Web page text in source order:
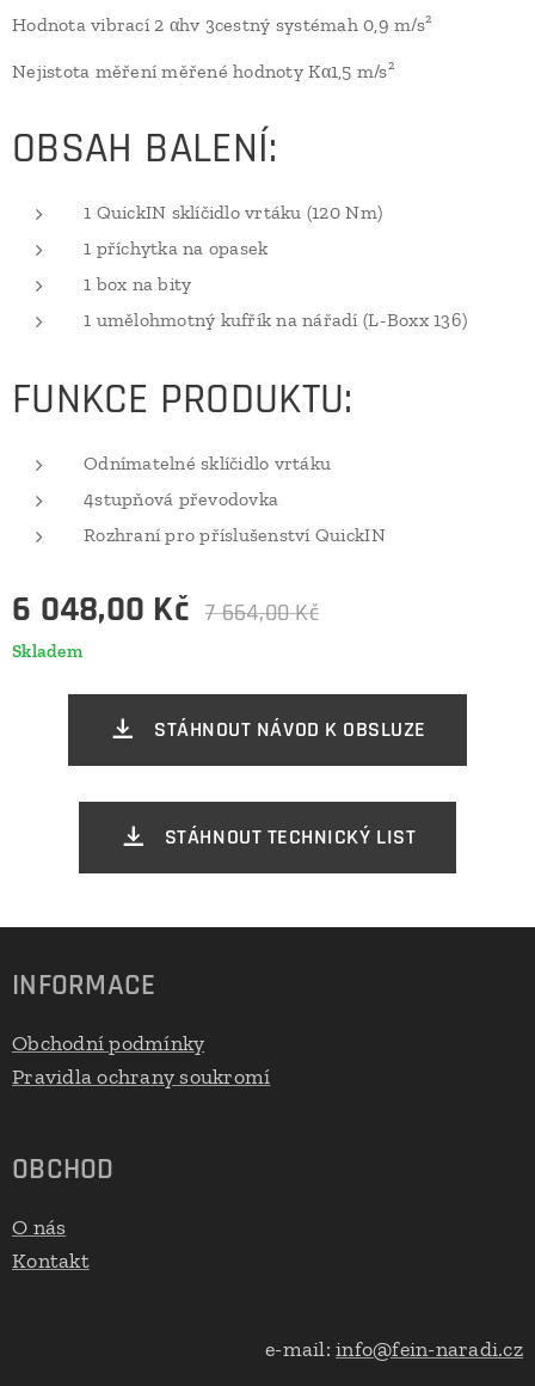
Hodnota vibrací 2 αhv 3cestný systémah 0,9 m/s²
Nejistota měření měřené hodnoty Kα1,5 m/s²
OBSAH BALENÍ:
1 QuickIN sklíčidlo vrtáku (120 Nm)
1 příchytka na opasek
1 box na bity
1 umělohmotný kufřík na nářadí (L-Boxx 136)
FUNKCE PRODUKTU:
Odnímatelné sklíčidlo vrtáku
4stupňová převodovka
Rozhraní pro příslušenství QuickIN
6 048,00 Kč 7 664,00Kč
Skladem
STÁHNOUT NÁVOD K OBSLUZE
STÁHNOUT TECHNICKÝ LIST
INFORMACE
Obchodní podmínky
Pravidla ochrany soukromí
OBCHOD
O nás
Kontakt
e-mail:info@fein-naradi.cz